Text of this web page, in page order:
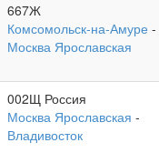
667Ж
Комсомольск-на-Амуре -
Москва Ярославская
002Щ Россия
Москва Ярославская -
Владивосток